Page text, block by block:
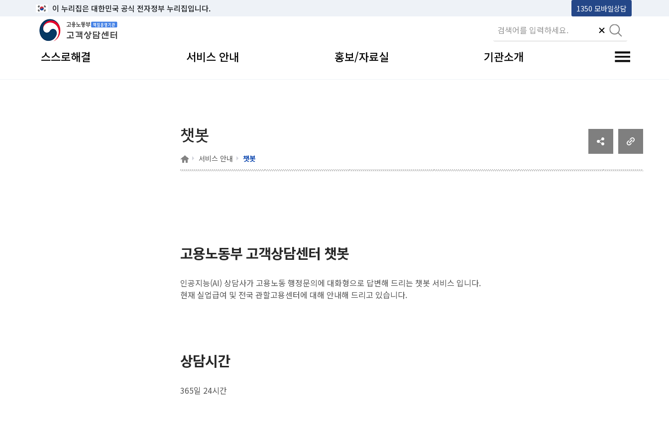
이 누리집은 대한민국 공식 전자정부 누리집입니다. 1350 모바일상담
고용노동부 책임운영기관 고객상담센터
스스로해결 서비스 안내 홍보/자료실 기관소개 전체메뉴 토글
챗봇
홈 서비스 안내 챗봇
고용노동부 고객상담센터 챗봇
인공지능(AI) 상담사가 고용노동 행정문의에 대화형으로 답변해 드리는 챗봇 서비스 입니다.
현재 실업급여 및 전국 관할고용센터에 대해 안내해 드리고 있습니다.
상담시간
365일 24시간